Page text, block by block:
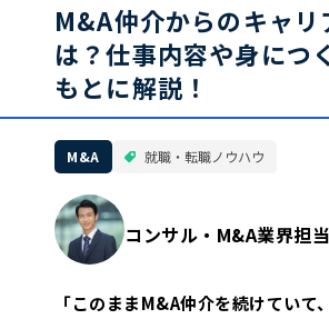
M&A仲介からのキャリ
は？仕事内容や身につ
もとに解説！
M&A 就職・転職ノウハウ
コンサル・M&A業界担
「このままM&A仲介を続けていて